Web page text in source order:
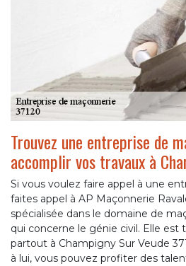
Trouvez une entreprise de
accomplir vos travaux à
Si vous voulez faire appel à une
faites appel à AP Maçonnerie
spécialisée dans le domaine de
qui concerne le génie civil. Elle est
partout à Champigny Sur Veude
à lui, vous pouvez profiter des